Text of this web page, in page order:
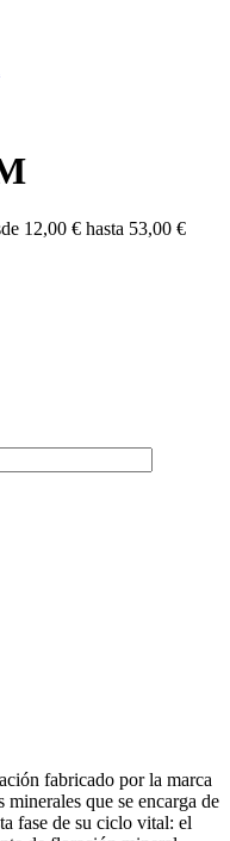
12,00 € hasta 53,00 €
fabricado por la marca
que se encarga de
fase de su ciclo vital: el